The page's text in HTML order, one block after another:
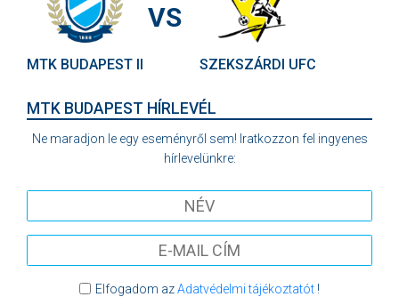
MTK BUDAPEST II
VS
SZEKSZÁRDI UFC
MTK BUDAPEST HÍRLEVÉL
Ne maradjon le egy eseményről sem! Iratkozzon fel ingyenes
hírlevelünkre:
Elfogadom azAdatvédelmi tájékoztatót!